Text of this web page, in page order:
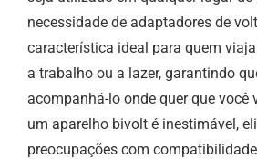
necessidade de adaptadores de
característica ideal para quem
a trabalho ou a lazer, garantindo
acompanhá-lo onde quer que você
um aparelho bivolt é inestimável,
preocupações com